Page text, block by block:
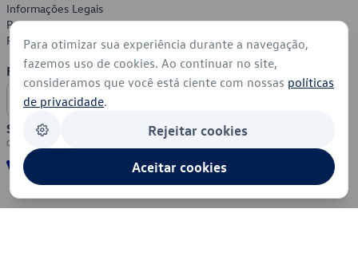
Informações Legais
Política de Privacidade
Política de Cookies
Formas de Pagamento
Segurança
Para otimizar sua experiência durante a navegação,
fazemos uso de cookies. Ao continuar no site,
consideramos que você está ciente com nossas políticas
de privacidade.
Rejeitar cookies
Aceitar cookies